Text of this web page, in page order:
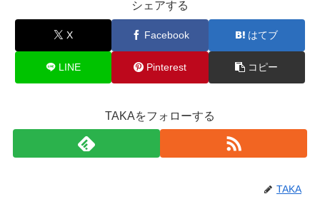
シェアする
X Facebook はてブ
LINE Pinterest コピー
TAKAをフォローする
TAKA